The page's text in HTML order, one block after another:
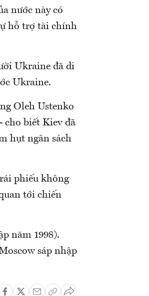
nước này có
hỗ trợ tài chính
Ukraine đã di
Ukraine.
Oleh Ustenko
cho biết Kiev đã
hụt ngân sách
phiếu không
tới chiến
năm 1998).
sáp nhập